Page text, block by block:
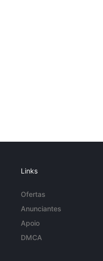
Links
Ofertas
Anunciantes
Apoio
DMCA